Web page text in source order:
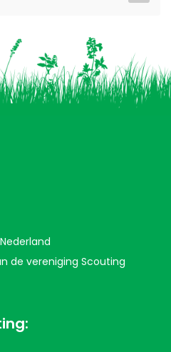
de vereniging Scouting